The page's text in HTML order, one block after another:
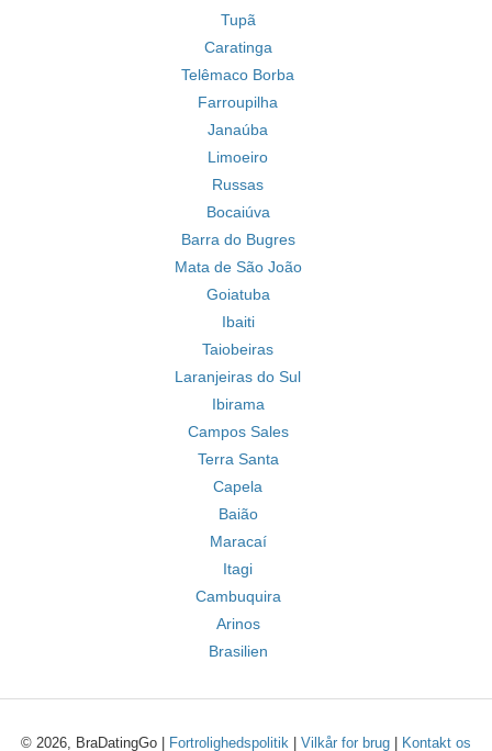
Tupã
Caratinga
Telêmaco Borba
Farroupilha
Janaúba
Limoeiro
Russas
Bocaiúva
Barra do Bugres
Mata de São João
Goiatuba
Ibaiti
Taiobeiras
Laranjeiras do Sul
Ibirama
Campos Sales
Terra Santa
Capela
Baião
Maracaí
Itagi
Cambuquira
Arinos
Brasilien
© 2026, BraDatingGo | Fortrolighedspolitik Vilkår for brug Kontakt os